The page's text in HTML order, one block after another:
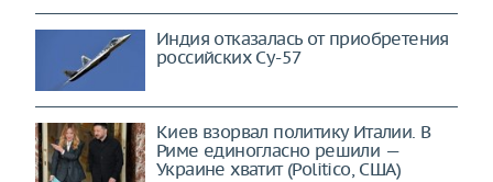
Индия отказалась от приобретения
российских Су-57
Киев взорвал политику Италии. В
Риме единогласно решили —
Украине хватит (Politico, США)